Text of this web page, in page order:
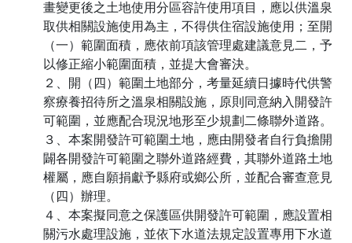
畫變更後之土地使用分區容許使用項目，應以供溫泉
取供相關設施使用為主，不得供住宿設施使用；至開
（一）範圍面積，應依前項該管理處建議意見二，予
以修正縮小範圍面積，並提大會審決。
２、開（四）範圍土地部分，考量延續日據時代供警
察療養招待所之溫泉相關設施，原則同意納入開發許
可範圍，並應配合現況地形至少規劃二條聯外道路。
３、本案開發許可範圍土地，應由開發者自行負擔開
闢各開發許可範圍之聯外道路經費，其聯外道路土地
權屬，應自願捐獻予縣府或鄉公所，並配合審查意見
（四）辦理。
４、本案擬同意之保護區供開發許可範圍，應設置相
關污水處理設施，並依下水道法規定設置專用下水道